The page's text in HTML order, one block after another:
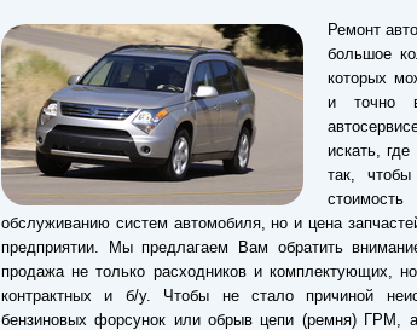
Ремонт
большое
которых
и точно
искать,
так,
обслуживанию систем автомобиля, но и цена
предприятии. Мы предлагаем Вам обратить
продажа не только расходников и комплектующих,
контрактных и б/у. Чтобы не стало причиной
бензиновых форсунок или обрыв цепи (ремня) ГРМ,